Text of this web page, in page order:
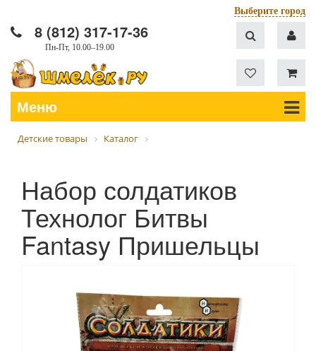
Выберите город
8 (812) 317-17-36
Пн-Пт, 10.00–19.00
Меню
Детские товары Каталог
Набор солдатиков
Технолог Битвы
Fantasy Пришельцы